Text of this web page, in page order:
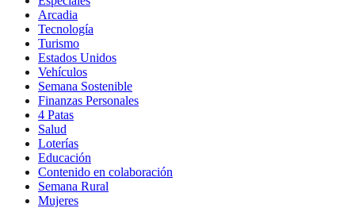
Arcadia
Tecnología
Turismo
Estados Unidos
Vehículos
Semana Sostenible
Finanzas Personales
4 Patas
Salud
Loterías
Educación
Contenido en colaboración
Semana Rural
Mujeres